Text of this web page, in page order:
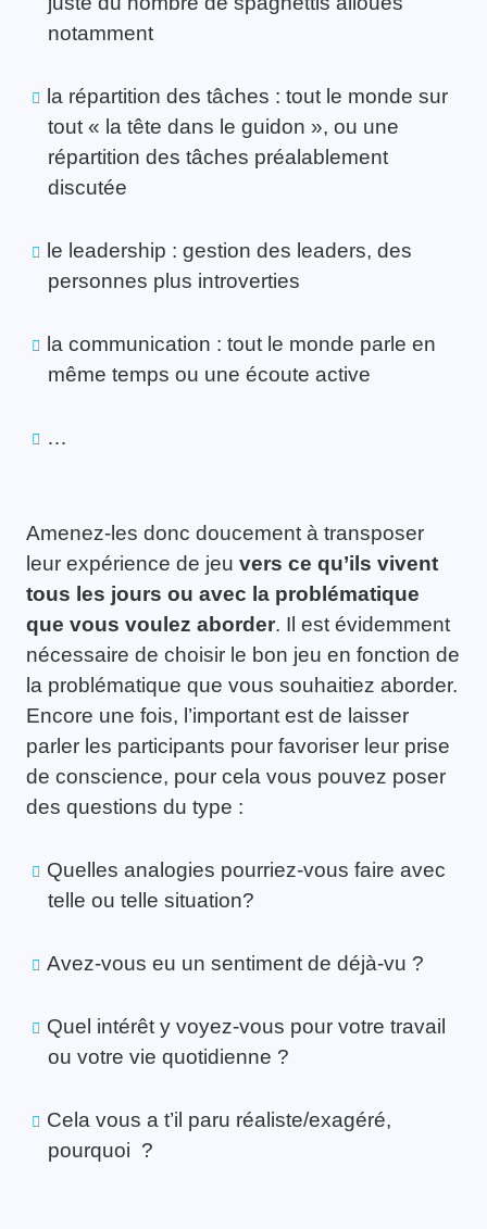
notamment
la répartition des tâches : tout le monde sur
tout « la tête dans le guidon », ou une
répartition des tâches préalablement
discutée
le leadership : gestion des leaders, des
personnes plus introverties
la communication : tout le monde parle en
même temps ou une écoute active
…
Amenez-les donc doucement à transposer
leur expérience de jeu vers ce qu’ils vivent
tous les jours ou avec la problématique
que vous voulez aborder. Il est évidemment
nécessaire de choisir le bon jeu en fonction de
la problématique que vous souhaitiez aborder.
Encore une fois, l’important est de laisser
parler les participants pour favoriser leur prise
de conscience, pour cela vous pouvez poser
des questions du type :
Quelles analogies pourriez-vous faire avec
telle ou telle situation?
Avez-vous eu un sentiment de déjà-vu ?
Quel intérêt y voyez-vous pour votre travail
ou votre vie quotidienne ?
Cela vous a t’il paru réaliste/exagéré,
pourquoi ?